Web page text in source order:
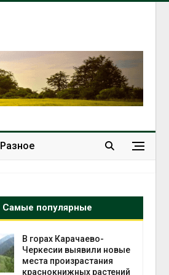
Разное
Самые популярные
В горах Карачаево-
Черкесии выявили новые
места произрастания
краснокнижных растений